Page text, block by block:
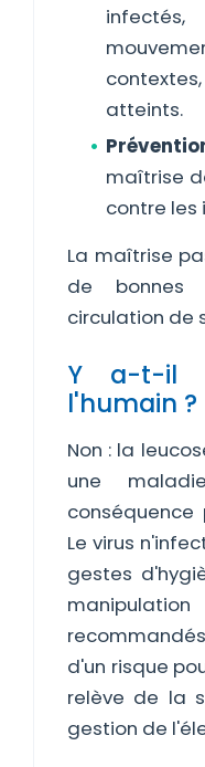
atteints.
maîtrise
contre les
La maîtrise
de bonnes
circulation de
Y a-t-il
l'humain ?
Non : la
une
Le virus
gestes
d'un risque
relève de la
gestion de